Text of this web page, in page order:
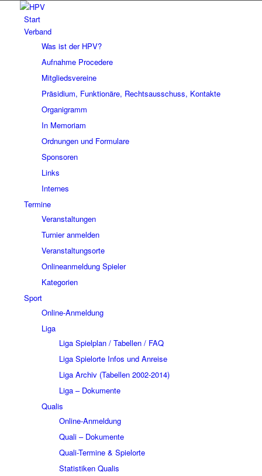
Start
Verband
Was ist der HPV?
Aufnahme Procedere
Mitgliedsvereine
Präsidium, Funktionäre, Rechtsausschuss, Kontakte
Organigramm
In Memoriam
Ordnungen und Formulare
Sponsoren
Links
Internes
Termine
Veranstaltungen
Turnier anmelden
Veranstaltungsorte
Onlineanmeldung Spieler
Kategorien
Sport
Online-Anmeldung
Liga
Liga Spielplan / Tabellen / FAQ
Liga Spielorte Infos und Anreise
Liga Archiv (Tabellen 2002-2014)
Liga – Dokumente
Qualis
Online-Anmeldung
Quali – Dokumente
Quali-Termine & Spielorte
Statistiken Qualis